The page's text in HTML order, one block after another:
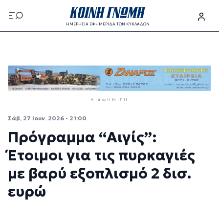
Παράκαμψη προς το κυρίως περιεχόμενο
ΗΜΕΡΗΣΙΑ ΕΦΗΜΕΡΙΔΑ ΤΩΝ ΚΥΚΛΑΔΩΝ
ΔΙΑΦΉΜΙΣΗ
Σάβ, 27 Ιουν. 2026 - 21:00
Πρόγραμμα “Αιγίς”:
Έτοιμοι για τις πυρκαγιές
με βαρύ εξοπλισμό 2 δισ.
ευρώ